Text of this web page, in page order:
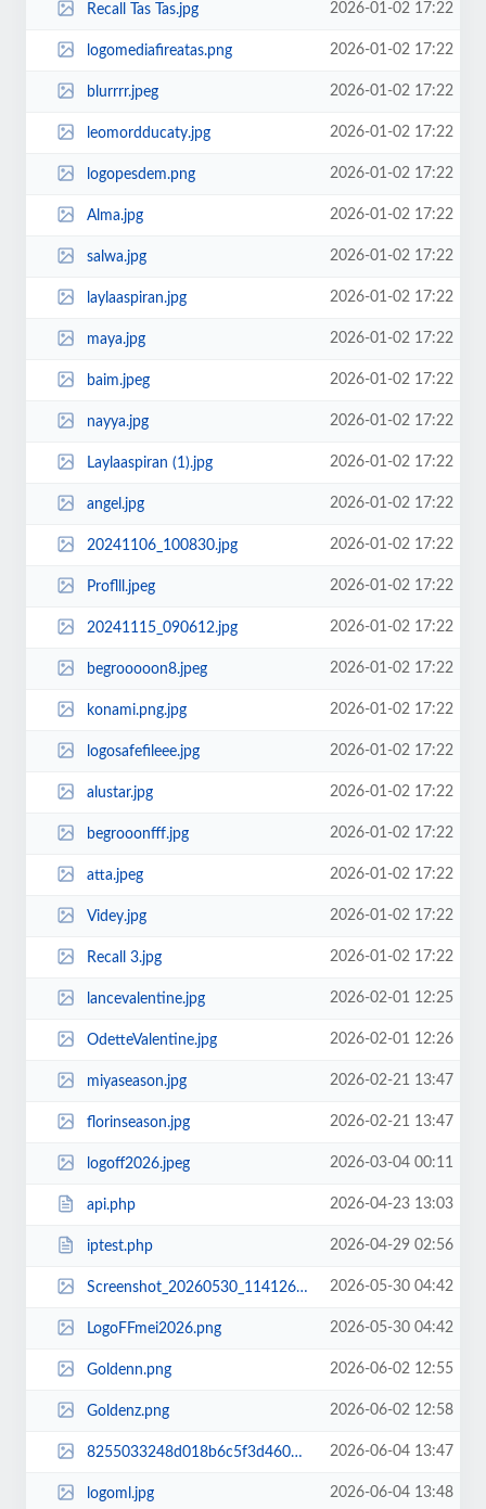
Recall Tas Tas.jpg 2026-01-02 17:22
logomediafireatas.png 2026-01-02 17:22
blurrrr.jpeg 2026-01-02 17:22
leomordducaty.jpg 2026-01-02 17:22
logopesdem.png 2026-01-02 17:22
Alma.jpg 2026-01-02 17:22
salwa.jpg 2026-01-02 17:22
laylaaspiran.jpg 2026-01-02 17:22
maya.jpg 2026-01-02 17:22
baim.jpeg 2026-01-02 17:22
nayya.jpg 2026-01-02 17:22
Laylaaspiran (1).jpg 2026-01-02 17:22
angel.jpg 2026-01-02 17:22
20241106_100830.jpg 2026-01-02 17:22
Proflll.jpeg 2026-01-02 17:22
20241115_090612.jpg 2026-01-02 17:22
begrooooon8.jpeg 2026-01-02 17:22
konami.png.jpg 2026-01-02 17:22
logosafefileee.jpg 2026-01-02 17:22
alustar.jpg 2026-01-02 17:22
begrooonfff.jpg 2026-01-02 17:22
atta.jpeg 2026-01-02 17:22
Videy.jpg 2026-01-02 17:22
Recall 3.jpg 2026-01-02 17:22
lancevalentine.jpg 2026-02-01 12:25
OdetteValentine.jpg 2026-02-01 12:26
miyaseason.jpg 2026-02-21 13:47
florinseason.jpg 2026-02-21 13:47
logoff2026.jpeg 2026-03-04 00:11
api.php 2026-04-23 13:03
iptest.php 2026-04-29 02:56
Screenshot_20260530_114126.jpg 2026-05-30 04:42
LogoFFmei2026.png 2026-05-30 04:42
Goldenn.png 2026-06-02 12:55
Goldenz.png 2026-06-02 12:58
8255033248d018b6c5f3d460b2deec16.jpg 2026-06-04 13:47
logoml.jpg 2026-06-04 13:48